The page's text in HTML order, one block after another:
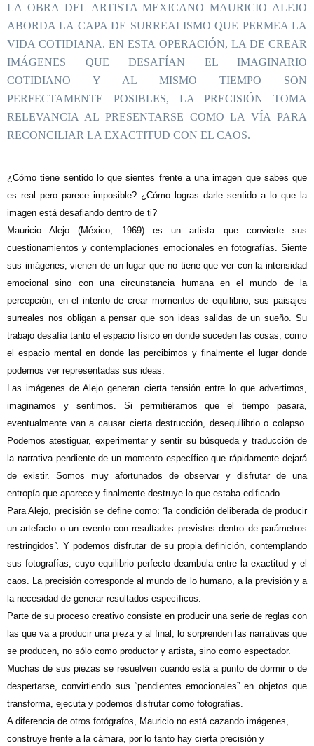
LA OBRA DEL ARTISTA MEXICANO MAURICIO ALEJO
ABORDA LA CAPA DE SURREALISMO QUE PERMEA LA
VIDA COTIDIANA. EN ESTA OPERACIÓN, LA DE CREAR
IMÁGENES QUE DESAFÍAN EL IMAGINARIO
COTIDIANO Y AL MISMO TIEMPO SON
PERFECTAMENTE POSIBLES, LA PRECISIÓN TOMA
RELEVANCIA AL PRESENTARSE COMO LA VÍA PARA
RECONCILIAR LA EXACTITUD CON EL CAOS.
¿ Cómo tiene sentido lo que sientes frente a una imagen que sabes que
es real pero parece imposible? ¿Cómo logras darle sentido a lo que la
imagen está desafiando dentro de ti?
Mauricio Alejo (México, 1969) es un artista que convierte sus
cuestionamientos y contemplaciones emocionales en fotografías. Siente
sus imágenes, vienen de un lugar que no tiene que ver con la intensidad
emocional sino con una circunstancia humana en el mundo de la
percepción; en el intento de crear momentos de equilibrio, sus paisajes
surreales nos obligan a pensar que son ideas salidas de un sueño. Su
trabajo desafía tanto el espacio físico en donde suceden las cosas, como
el espacio mental en donde las percibimos y finalmente el lugar donde
podemos ver representadas sus ideas.
Las imágenes de Alejo generan cierta tensión entre lo que advertimos,
imaginamos y sentimos. Si permitiéramos que el tiempo pasara,
eventualmente van a causar cierta destrucción, desequilibrio o colapso.
Podemos atestiguar, experimentar y sentir su búsqueda y traducción de
la narrativa pendiente de un momento específico que rápidamente dejará
de existir. Somos muy afortunados de observar y disfrutar de una
entropía que aparece y finalmente destruye lo que estaba edificado.
Para Alejo, precisión se define como: “la condición deliberada de producir
un artefacto o un evento con resultados previstos dentro de parámetros
restringidos”. Y podemos disfrutar de su propia definición, contemplando
sus fotografías, cuyo equilibrio perfecto deambula entre la exactitud y el
caos. La precisión corresponde al mundo de lo humano, a la previsión y a
la necesidad de generar resultados específicos.
Parte de su proceso creativo consiste en producir una serie de reglas con
las que va a producir una pieza y al final, lo sorprenden las narrativas que
se producen, no sólo como productor y artista, sino como espectador.
Muchas de sus piezas se resuelven cuando está a punto de dormir o de
despertarse, convirtiendo sus “pendientes emocionales” en objetos que
transforma, ejecuta y podemos disfrutar como fotografías.
A diferencia de otros fotógrafos, Mauricio no está cazando imágenes,
construye frente a la cámara, por lo tanto hay cierta precisión y